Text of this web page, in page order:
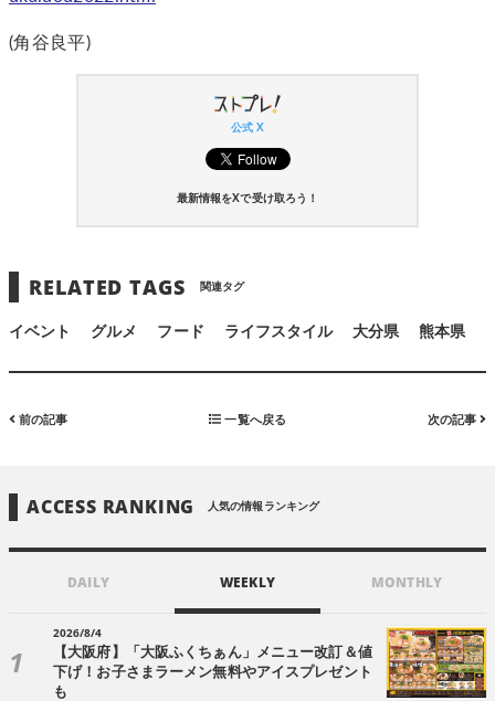
(角谷良平)
公式 X
最新情報をXで受け取ろう！
RELATED TAGS 関連タグ
イベント グルメ フード ライフスタイル 大分県 熊本県
前の記事 一覧へ戻る 次の記事
ACCESS RANKING 人気の情報ランキング
DAILY WEEKLY MONTHLY
2026/8/4
【大阪府】「大阪ふくちぁん」メニュー改訂＆値
下げ！お子さまラーメン無料やアイスプレゼント
も